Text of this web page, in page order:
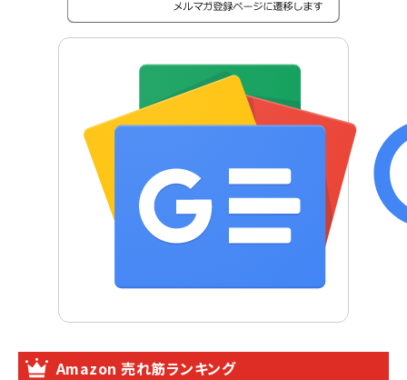
Amazon 売れ筋ランキング